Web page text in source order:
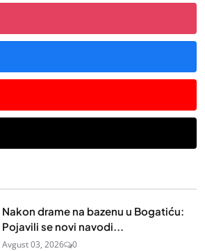
Nakon drame na bazenu u Bogatiću:
Pojavili se novi navodi...
Avgust 03, 2026 0